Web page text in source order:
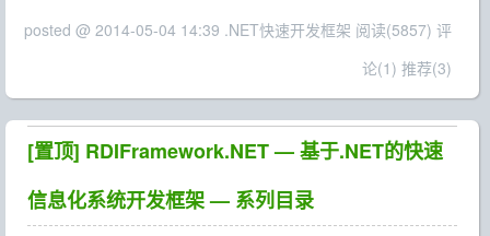
posted @ 2014-05-04 14:39 .NET快速开发框架 阅读(5857) 评
论(1) 推荐(3)
[置顶] RDIFramework.NET — 基于.NET的快速
信息化系统开发框架 — 系列目录